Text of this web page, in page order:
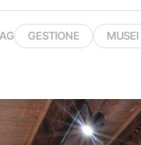
GESTIONE MUSEI